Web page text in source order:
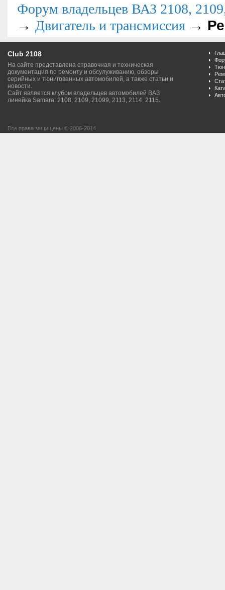
Форум владельцев ВАЗ 2108,
→ Двигатель и трансмиссия →
Club 2108
На сайте представлена справочная и техническая
документация по ремонту и обсулуживанию, обзоры
серийных и тюнигованных автомобилей, а также статьи и
новости.
Сайт является клубом владельцев автомобилей ВАЗ
линейка Samara: 2108, 2109, 21099, 2113, 2114, 2115.
Все права защищены © 2006-2014